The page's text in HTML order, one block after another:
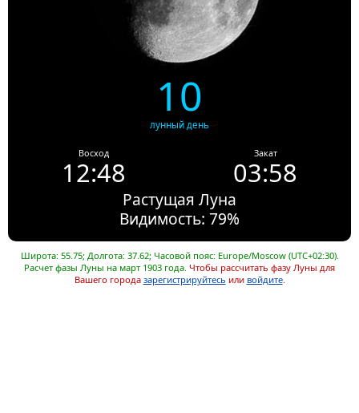
10
лунный день
Восход
12:48
Закат
03:58
Растущая Луна
Видимость: 79%
Широта: 55.75; Долгота: 37.62; Часовой пояс: Europe/Moscow (UTC+02:30).
Расчет фазы Луны на март 1903 года. Чтобы рассчитать фазу Луны для
Вашего города зарегистрируйтесь или войдите.